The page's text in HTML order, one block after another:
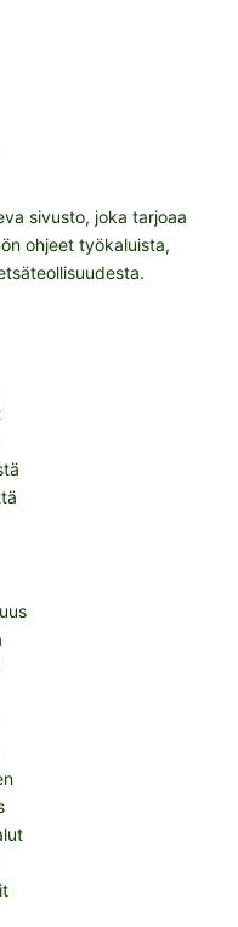
sivusto, joka tarjoaa
ohjeet työkaluista,